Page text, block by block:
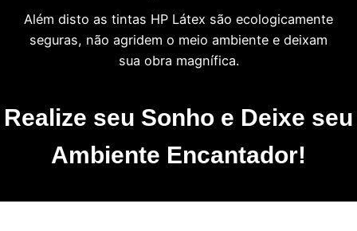
Além disto as tintas HP Látex são ecologicamente
seguras, não agridem o meio ambiente e deixam
sua obra magnífica.
Realize seu Sonho e Deixe seu
Ambiente Encantador!